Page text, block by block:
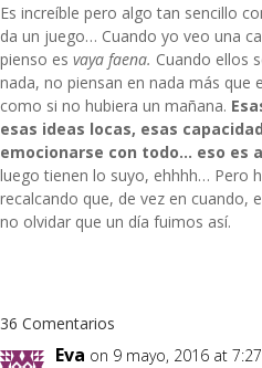
Es increíble pero algo tan sencillo
da un juego… Cuando yo veo una
pienso es vaya faena. Cuando ellos
nada, no piensan en nada más que
como si no hubiera un mañana.
esas ideas locas, esas
emocionarse con todo… eso es
luego tienen lo suyo, ehhhh… Pero
recalcando que, de vez en cuando,
no olvidar que un día fuimos así.
36 Comentarios
Eva on 9 mayo, 2016 at